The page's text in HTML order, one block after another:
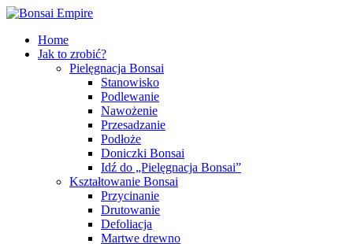
Home
Jak to zrobić?
Pielęgnacja Bonsai
Stanowisko
Podlewanie
Nawożenie
Przesadzanie
Podłoże
Doniczki Bonsai
Idź do „Pielęgnacja Bonsai”
Kształtowanie Bonsai
Przycinanie
Drutowanie
Defoliacja
Martwe drewno